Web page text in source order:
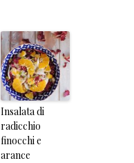
Insalata di
radicchio
finocchi e
arance